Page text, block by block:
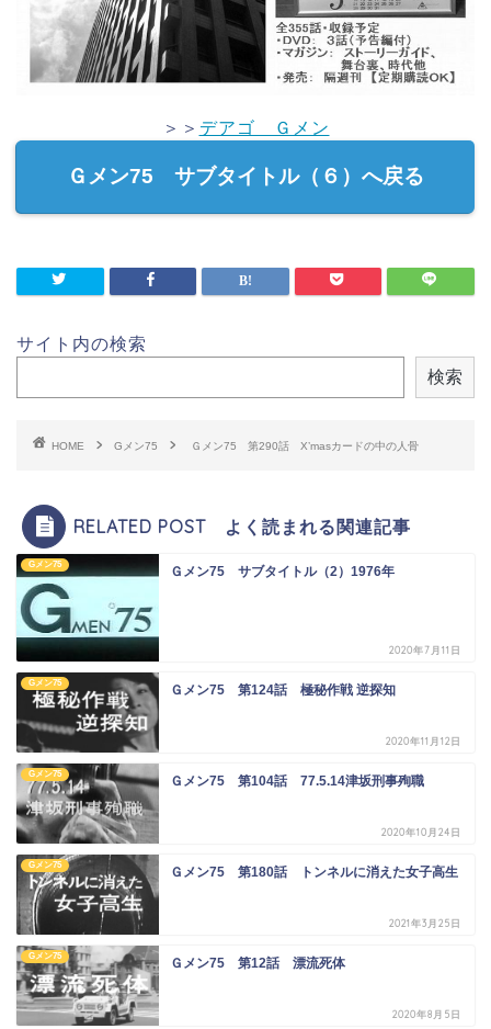
＞＞ デアゴ Ｇメン
Ｇメン75 サブタイトル（６）へ戻る
サイト内の検索
検索
HOME Gメン75 Ｇメン75 第290話 X’masカードの中の人骨
RELATED POST よく読まれる関連記事
Gメン75 Ｇメン75 サブタイトル（2）1976年
2020年7月11日
Gメン75 Ｇメン75 第124話 極秘作戦 逆探知
2020年11月12日
Gメン75 Ｇメン75 第104話 77.5.14津坂刑事殉職
2020年10月24日
Gメン75 Ｇメン75 第180話 トンネルに消えた女子高生
2021年3月25日
Gメン75 Ｇメン75 第12話 漂流死体
2020年8月5日